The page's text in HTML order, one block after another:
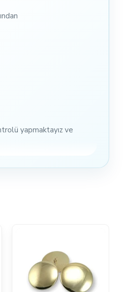
yapmaktayız ve
eletrostatik boya ile
iş yapma şeklimizi seven